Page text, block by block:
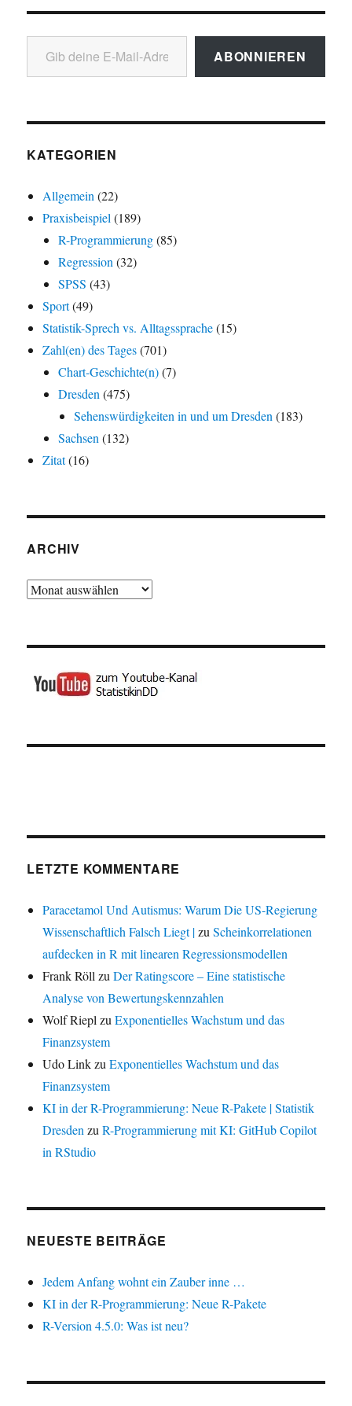
Gib deine E-Mail-Adresse ein ...
ABONNIEREN
KATEGORIEN
Allgemein(22)
Praxisbeispiel(189)
R-Programmierung(85)
Regression(32)
SPSS (43)
Sport(49)
Statistik-Sprech vs. Alltagssprache(15)
Zahl(en) des Tages(701)
Chart-Geschichte(n)(7)
Dresden(475)
Sehenswürdigkeiten in und um Dresden(183)
Sachsen(132)
Zitat(16)
ARCHIV
Archiv
LETZTE KOMMENTARE
Paracetamol Und Autismus: Warum Die US-Regierung
Wissenschaftlich Falsch Liegt |zuScheinkorrelationen
aufdecken in R mit linearen Regressionsmodellen
Frank RöllzuDer Ratingscore – Eine statistische
Analyse von Bewertungskennzahlen
Wolf RieplzuExponentielles Wachstum und das
Finanzsystem
Udo LinkzuExponentielles Wachstum und das
Finanzsystem
KI in der R-Programmierung: Neue R-Pakete | Statistik
DresdenzuR-Programmierung mit KI: GitHub Copilot
in RStudio
NEUESTE BEITRÄGE
Jedem Anfang wohnt ein Zauber inne …
KI in der R-Programmierung: Neue R-Pakete
R-Version 4.5.0: Was ist neu?